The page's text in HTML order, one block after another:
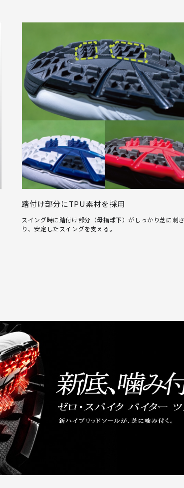
踏付け部分にTPU素材を採用
スイング時に踏付け部分（母指球下）がしっかり芝に刺さ
り、安定したスイングを支える。